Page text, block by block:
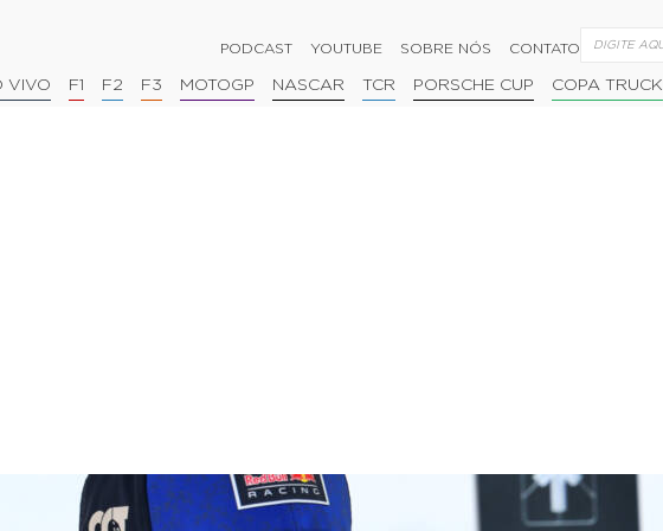
PODCAST YOUTUBE SOBRE NÓS CONTATO
VIVO F1 F2 F3 MOTOGP NASCAR TCR PORSCHE CUP COPA TRUCK